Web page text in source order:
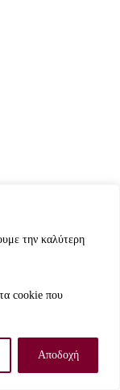
την καλύτερη
cookie που
Αποδοχή